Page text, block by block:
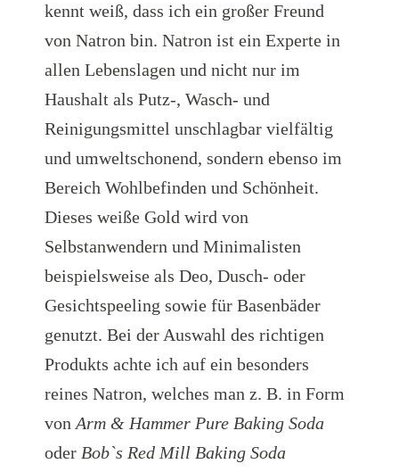
kennt weiß, dass ich ein großer Freund
von Natron bin. Natron ist ein Experte in
allen Lebenslagen und nicht nur im
Haushalt als Putz-, Wasch- und
Reinigungsmittel unschlagbar vielfältig
und umweltschonend, sondern ebenso im
Bereich Wohlbefinden und Schönheit.
Dieses weiße Gold wird von
Selbstanwendern und Minimalisten
beispielsweise als Deo, Dusch- oder
Gesichtspeeling sowie für Basenbäder
genutzt. Bei der Auswahl des richtigen
Produkts achte ich auf ein besonders
reines Natron, welches man z. B. in Form
von Arm & Hammer Pure Baking Soda
oder Bob`s Red Mill Baking Soda